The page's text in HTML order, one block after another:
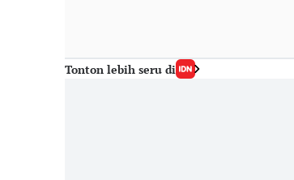
Tonton lebih seru di